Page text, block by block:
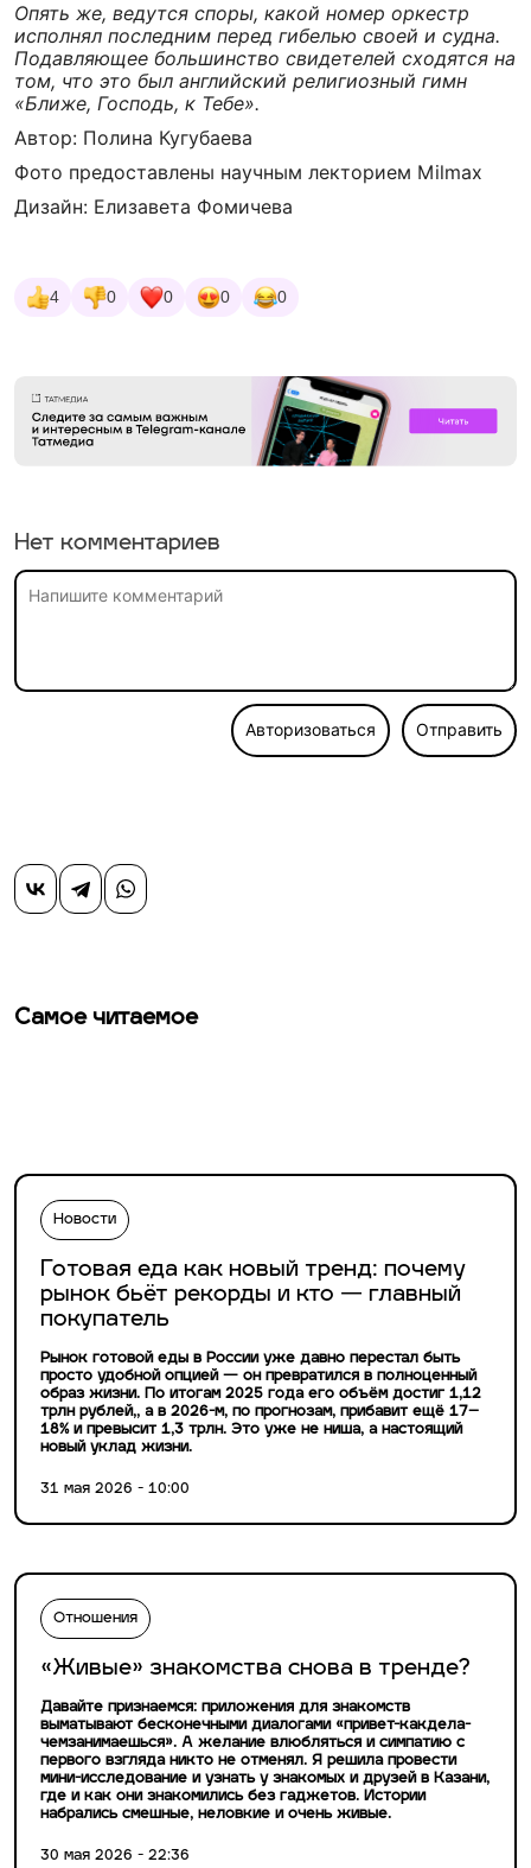
Опять же, ведутся споры, какой номер оркестр
исполнял последним перед гибелью своей и судна.
Подавляющее большинство свидетелей сходятся на
том, что это был английский религиозный гимн
«Ближе, Господь, к Тебе».
Автор: Полина Кугубаева
Фото предоставлены научным лекторием Milmax
Дизайн: Елизавета Фомичева
4 0 0 0 0
Нет комментариев
Авторизоваться Отправить
Самое читаемое
Новости
Готовая еда как новый тренд: почему
рынок бьёт рекорды и кто — главный
покупатель
Рынок готовой еды в России уже давно перестал быть
просто удобной опцией — он превратился в полноценный
образ жизни. По итогам 2025 года его объём достиг 1,12
трлн рублей,, а в 2026-м, по прогнозам, прибавит ещё 17–
18% и превысит 1,3 трлн. Это уже не ниша, а настоящий
новый уклад жизни.
31 мая 2026 - 10:00
Отношения
«Живые» знакомства снова в тренде?
Давайте признаемся: приложения для знакомств
выматывают бесконечными диалогами «привет-какдела-
чемзанимаешься». А желание влюбляться и симпатию с
первого взгляда никто не отменял. Я решила провести
мини-исследование и узнать у знакомых и друзей в Казани,
где и как они знакомились без гаджетов. Истории
набрались смешные, неловкие и очень живые.
30 мая 2026 - 22:36